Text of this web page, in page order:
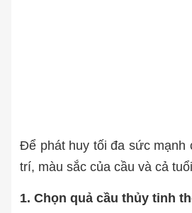
Để phát huy tối đa sức mạnh
trí, màu sắc của cầu và cả
1. Chọn quả cầu thủy tinh